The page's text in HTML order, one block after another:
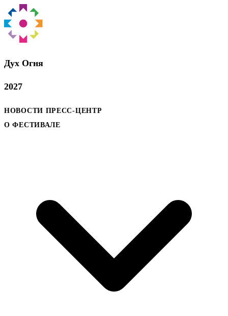
Дух Oгня
2027
НОВОСТИ ПРЕСС-ЦЕНТР
О ФЕСТИВАЛЕ